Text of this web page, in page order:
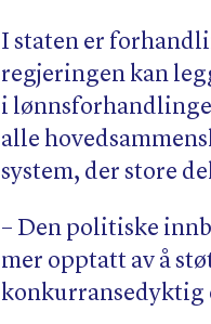
I staten er
regjeringen kan
i
alle
system, der store
– Den politiske
mer opptatt av å
konkurransedyktig